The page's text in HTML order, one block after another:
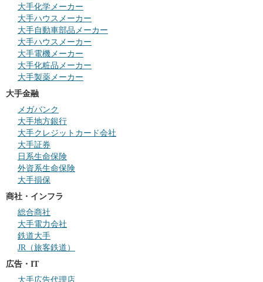
大手化学メーカー
大手ハウスメーカー
大手自動車部品メーカー
大手ハウスメーカー
大手電機メーカー
大手化粧品メーカー
大手製薬メーカー
大手金融
メガバンク
大手地方銀行
大手クレジットカード会社
大手証券
日系生命保険
外資系生命保険
大手損保
商社・インフラ
総合商社
大手電力会社
鉄道大手
JR（旅客鉄道）
広告・IT
大手広告代理店